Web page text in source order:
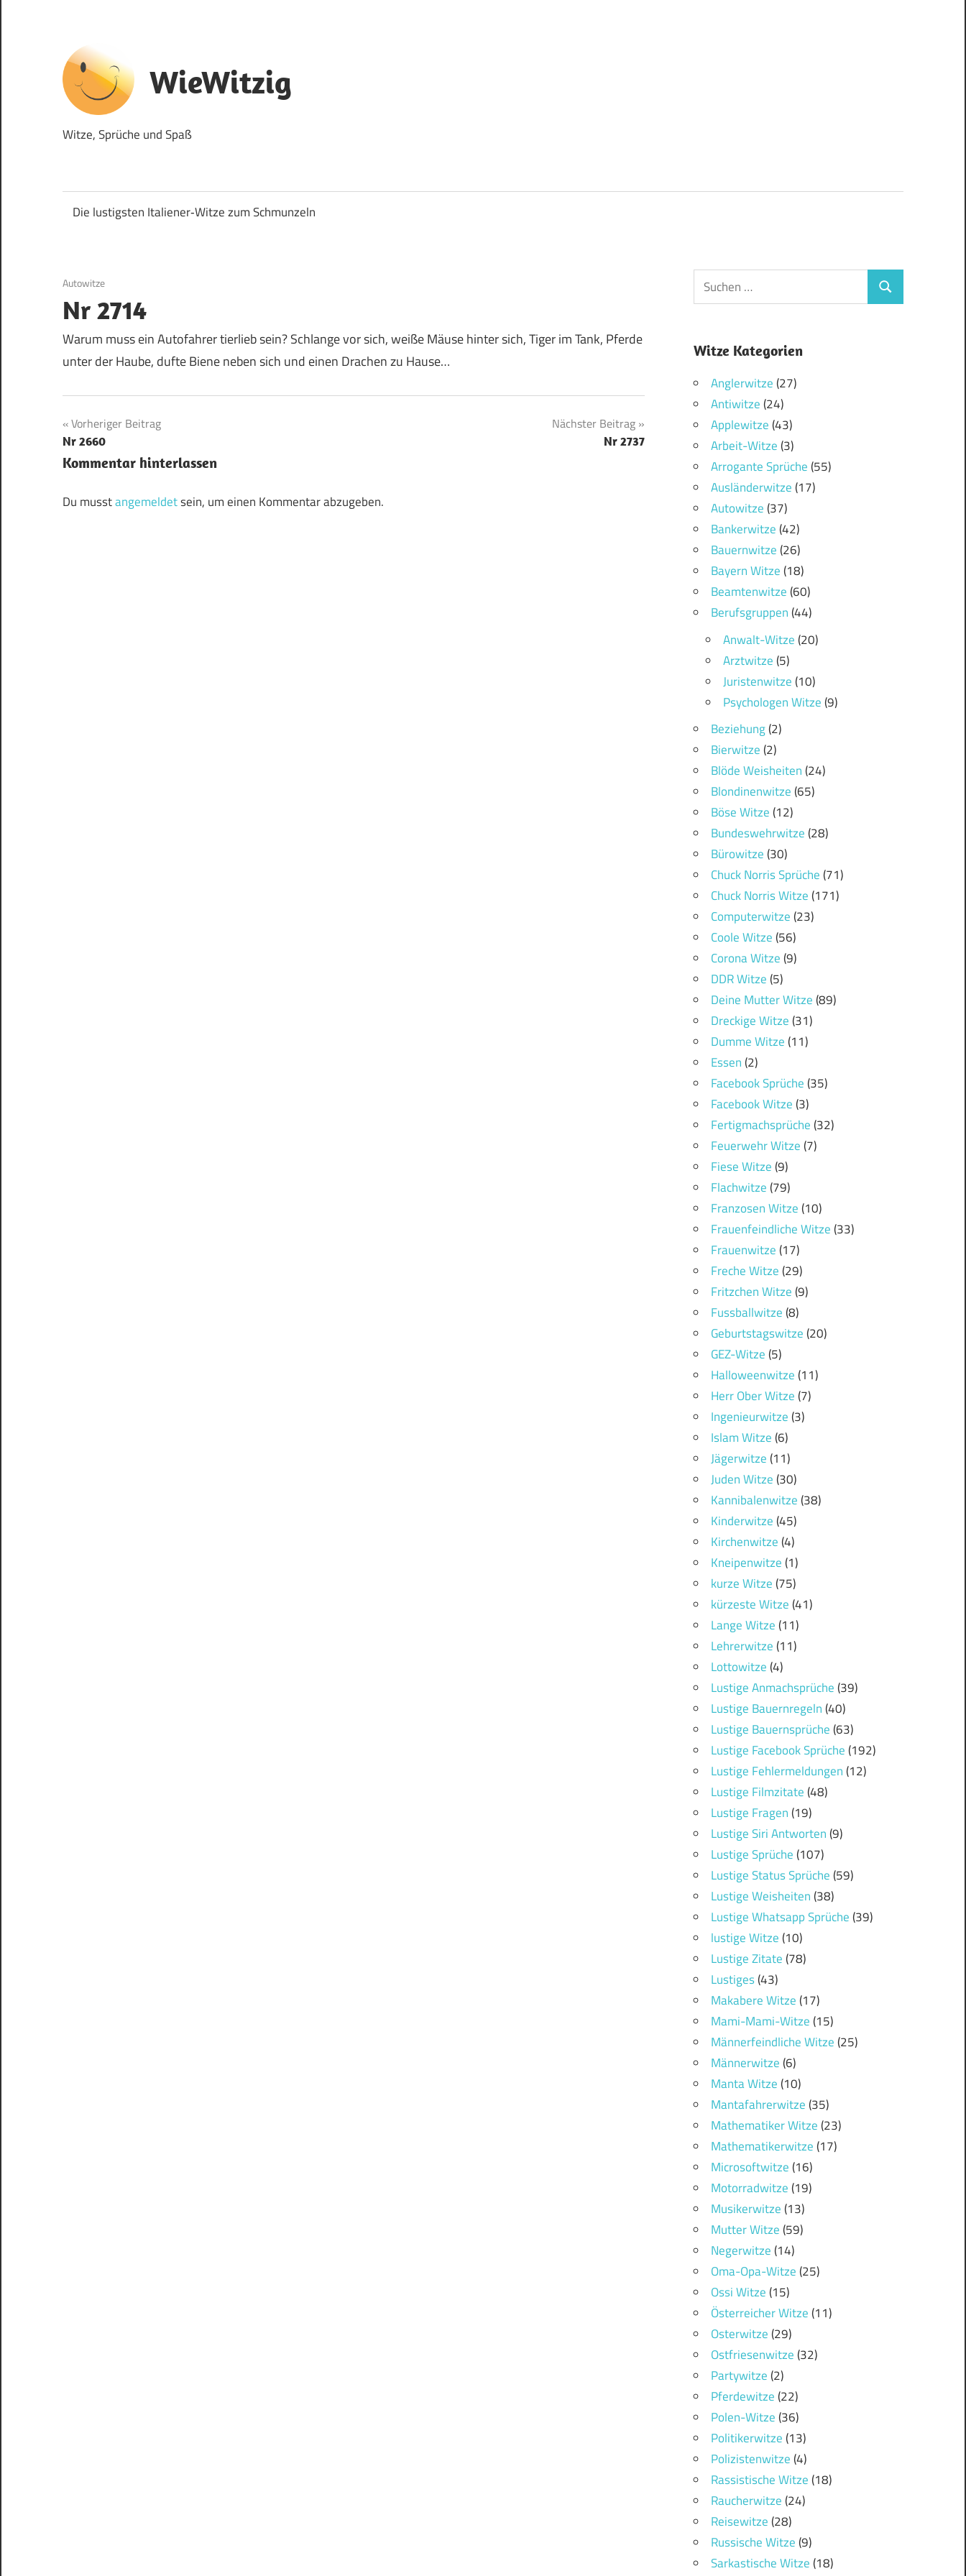
springen
WieWitzig
Witze, Sprüche und Spaß
Die lustigsten Italiener‑Witze zum Schmunzeln
3. September 2017
Autowitze
Nr 2714
Warum muss ein Autofahrer tierlieb sein? Schlange vor sich, weiße Mäuse hinter sich, Tiger im Tank, Pferde
unter der Haube, dufte Biene neben sich und einen Drachen zu Hause…
Beitragsnavigation
Vorheriger Beitrag
Nr 2660
Nächster Beitrag
Nr 2737
Kommentar hinterlassen
Du musstangemeldetsein, um einen Kommentar abzugeben.
Witze Kategorien
Anglerwitze(27)
Antiwitze(24)
Applewitze(43)
Arbeit-Witze(3)
Arrogante Sprüche(55)
Ausländerwitze(17)
Autowitze(37)
Bankerwitze(42)
Bauernwitze(26)
Bayern Witze(18)
Beamtenwitze(60)
Berufsgruppen(44)
Anwalt-Witze(20)
Arztwitze(5)
Juristenwitze(10)
Psychologen Witze(9)
Beziehung(2)
Bierwitze(2)
Blöde Weisheiten(24)
Blondinenwitze(65)
Böse Witze(12)
Bundeswehrwitze(28)
Bürowitze(30)
Chuck Norris Sprüche(71)
Chuck Norris Witze(171)
Computerwitze(23)
Coole Witze(56)
Corona Witze(9)
DDR Witze(5)
Deine Mutter Witze(89)
Dreckige Witze(31)
Dumme Witze(11)
Essen(2)
Facebook Sprüche(35)
Facebook Witze(3)
Fertigmachsprüche(32)
Feuerwehr Witze(7)
Fiese Witze(9)
Flachwitze(79)
Franzosen Witze(10)
Frauenfeindliche Witze(33)
Frauenwitze(17)
Freche Witze(29)
Fritzchen Witze(9)
Fussballwitze(8)
Geburtstagswitze(20)
GEZ-Witze(5)
Halloweenwitze(11)
Herr Ober Witze(7)
Ingenieurwitze(3)
Islam Witze(6)
Jägerwitze(11)
Juden Witze(30)
Kannibalenwitze(38)
Kinderwitze(45)
Kirchenwitze(4)
Kneipenwitze(1)
kurze Witze(75)
kürzeste Witze(41)
Lange Witze(11)
Lehrerwitze(11)
Lottowitze(4)
Lustige Anmachsprüche(39)
Lustige Bauernregeln(40)
Lustige Bauernsprüche(63)
Lustige Facebook Sprüche(192)
Lustige Fehlermeldungen(12)
Lustige Filmzitate(48)
Lustige Fragen(19)
Lustige Siri Antworten(9)
Lustige Sprüche(107)
Lustige Status Sprüche(59)
Lustige Weisheiten(38)
Lustige Whatsapp Sprüche(39)
lustige Witze(10)
Lustige Zitate(78)
Lustiges(43)
Makabere Witze(17)
Mami-Mami-Witze(15)
Männerfeindliche Witze(25)
Männerwitze(6)
Manta Witze(10)
Mantafahrerwitze(35)
Mathematiker Witze(23)
Mathematikerwitze(17)
Microsoftwitze(16)
Motorradwitze(19)
Musikerwitze(13)
Mutter Witze(59)
Negerwitze(14)
Oma-Opa-Witze(25)
Ossi Witze(15)
Österreicher Witze(11)
Osterwitze(29)
Ostfriesenwitze(32)
Partywitze(2)
Pferdewitze(22)
Polen-Witze(36)
Politikerwitze(13)
Polizistenwitze(4)
Rassistische Witze(18)
Raucherwitze(24)
Reisewitze(28)
Russische Witze(9)
Sarkastische Witze(18)